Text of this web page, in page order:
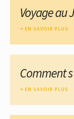
Voyage au
EN SAVOIR PLUS
Comment
EN SAVOIR PLUS